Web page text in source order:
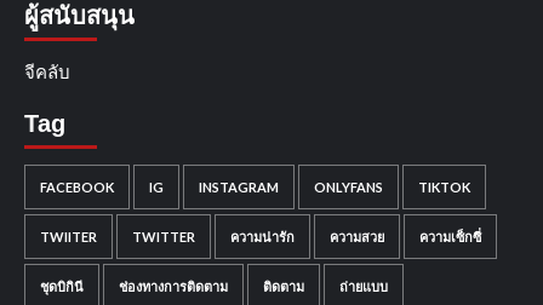
ผู้สนับสนุน
จีคลับ
Tag
FACEBOOK IG INSTAGRAM ONLYFANS TIKTOK
TWIITER TWITTER ความน่ารัก ความสวย ความเซ็กซี่
ชุดบิกินี ช่องทางการติดตาม ติดตาม ถ่ายแบบ